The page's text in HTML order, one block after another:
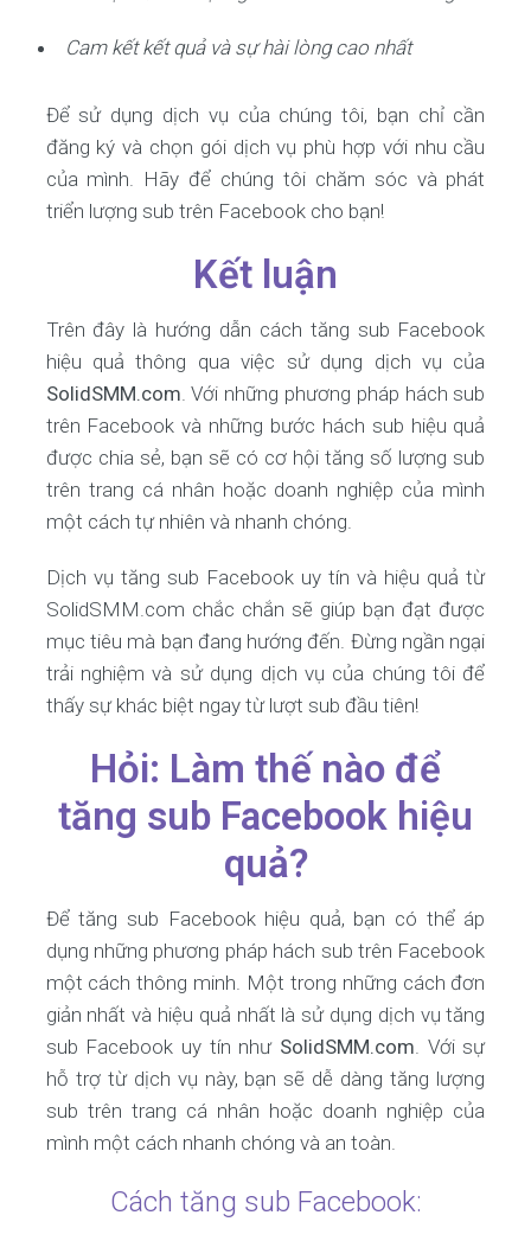
Cam kết kết quả và sự hài lòng cao nhất
Để sử dụng dịch vụ của chúng tôi, bạn chỉ cần
đăng ký và chọn gói dịch vụ phù hợp với nhu cầu
của mình. Hãy để chúng tôi chăm sóc và phát
triển lượng sub trên Facebook cho bạn!
Kết luận
Trên đây là hướng dẫn cách tăng sub Facebook
hiệu quả thông qua việc sử dụng dịch vụ của
SolidSMM.com. Với những phương pháp hách sub
trên Facebook và những bước hách sub hiệu quả
được chia sẻ, bạn sẽ có cơ hội tăng số lượng sub
trên trang cá nhân hoặc doanh nghiệp của mình
một cách tự nhiên và nhanh chóng.
Dịch vụ tăng sub Facebook uy tín và hiệu quả từ
SolidSMM.com chắc chắn sẽ giúp bạn đạt được
mục tiêu mà bạn đang hướng đến. Đừng ngần ngại
trải nghiệm và sử dụng dịch vụ của chúng tôi để
thấy sự khác biệt ngay từ lượt sub đầu tiên!
Hỏi: Làm thế nào để
tăng sub Facebook hiệu
quả?
Để tăng sub Facebook hiệu quả, bạn có thể áp
dụng những phương pháp hách sub trên Facebook
một cách thông minh. Một trong những cách đơn
giản nhất và hiệu quả nhất là sử dụng dịch vụ tăng
sub Facebook uy tín như SolidSMM.com. Với sự
hỗ trợ từ dịch vụ này, bạn sẽ dễ dàng tăng lượng
sub trên trang cá nhân hoặc doanh nghiệp của
mình một cách nhanh chóng và an toàn.
Cách tăng sub Facebook: